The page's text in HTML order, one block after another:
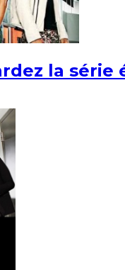
la série